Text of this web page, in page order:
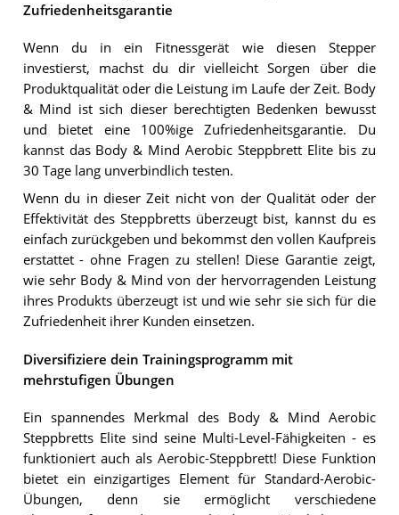
Zufriedenheitsgarantie
Wenn du in ein Fitnessgerät wie diesen Stepper
investierst, machst du dir vielleicht Sorgen über die
Produktqualität oder die Leistung im Laufe der Zeit. Body
& Mind ist sich dieser berechtigten Bedenken bewusst
und bietet eine 100%ige Zufriedenheitsgarantie. Du
kannst das Body & Mind Aerobic Steppbrett Elite bis zu
30 Tage lang unverbindlich testen.
Wenn du in dieser Zeit nicht von der Qualität oder der
Effektivität des Steppbretts überzeugt bist, kannst du es
einfach zurückgeben und bekommst den vollen Kaufpreis
erstattet - ohne Fragen zu stellen! Diese Garantie zeigt,
wie sehr Body & Mind von der hervorragenden Leistung
ihres Produkts überzeugt ist und wie sehr sie sich für die
Zufriedenheit ihrer Kunden einsetzen.
Diversifiziere dein Trainingsprogramm mit
mehrstufigen Übungen
Ein spannendes Merkmal des Body & Mind Aerobic
Steppbretts Elite sind seine Multi-Level-Fähigkeiten - es
funktioniert auch als Aerobic-Steppbrett! Diese Funktion
bietet ein einzigartiges Element für Standard-Aerobic-
Übungen, denn sie ermöglicht verschiedene